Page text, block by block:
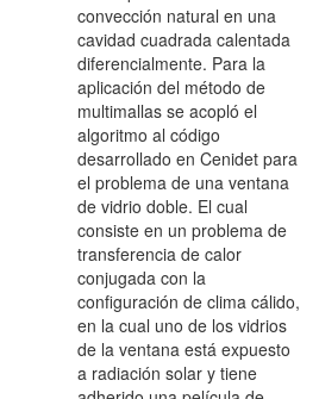
convección natural en una
cavidad cuadrada calentada
diferencialmente. Para la
aplicación del método de
multimallas se acopló el
algoritmo al código
desarrollado en Cenidet para
el problema de una ventana
de vidrio doble. El cual
consiste en un problema de
transferencia de calor
conjugada con la
configuración de clima cálido,
en la cual uno de los vidrios
de la ventana está expuesto
a radiación solar y tiene